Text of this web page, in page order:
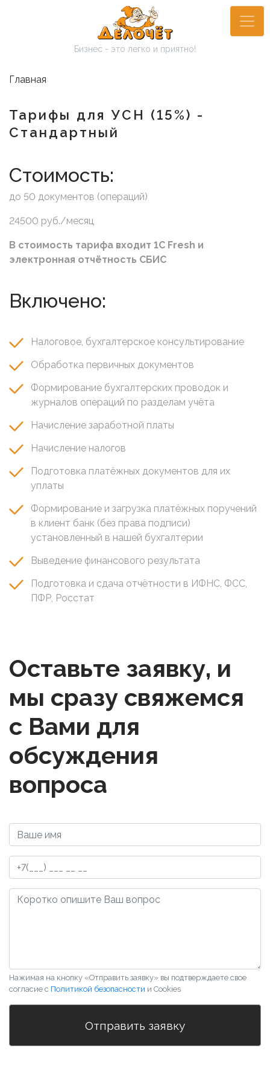
Бизнес - это легко и приятно!
Главная
Тарифы для УСН (15%) -
Стандартный
Стоимость:
до 50 документов (операций)
24500 руб./месяц
В стоимость тарифа входит 1С Fresh и
электронная отчётность СБИС
Включено:
Налоговое, бухгалтерское консультирование
Обработка первичных документов
Формирование бухгалтерских проводок и
журналов операций по разделам учёта
Начисление заработной платы
Начисление налогов
Подготовка платёжных документов для их
уплаты
Формирование и загрузка платёжных поручений
в клиент банк (без права подписи)
установленный в нашей бухгалтерии
Выведение финансового результата
Подготовка и сдача отчётности в ИФНС, ФСС,
ПФР, Росстат
Оставьте заявку, и
мы сразу свяжемся
с Вами для
обсуждения
вопроса
Нажимая на кнопку «Отправить заявку» вы подтверждаете свое
согласие с Политикой безопасности и Cookies